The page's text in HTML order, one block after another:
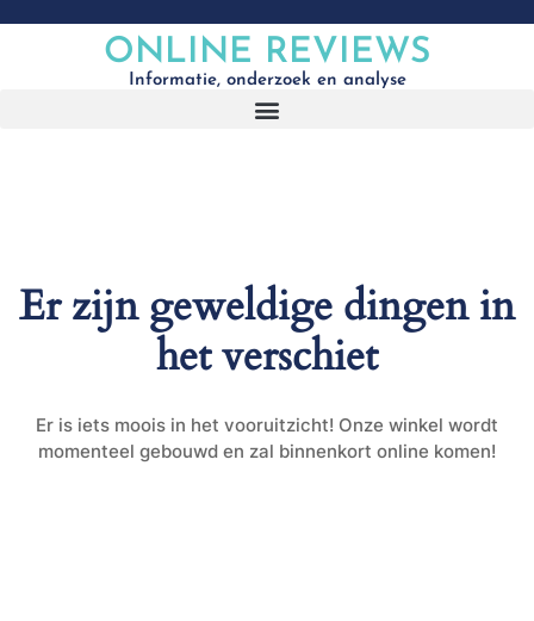
ONLINE REVIEWS
Informatie, onderzoek en analyse
Er zijn geweldige dingen in
het verschiet
Er is iets moois in het vooruitzicht! Onze winkel wordt
momenteel gebouwd en zal binnenkort online komen!